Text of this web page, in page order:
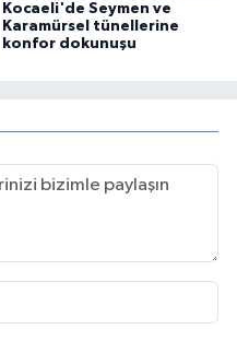
Kocaeli'de Seymen ve
Karamürsel tünellerine
konfor dokunuşu